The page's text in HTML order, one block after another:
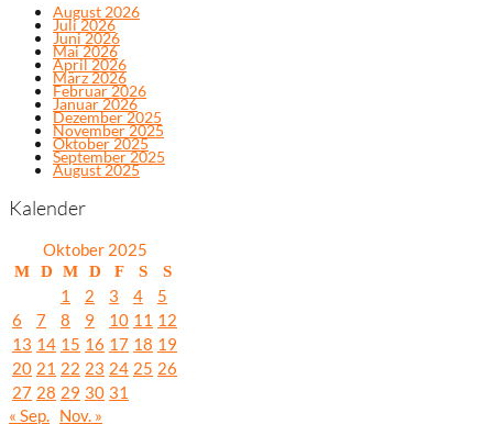
August 2026
Juli 2026
Juni 2026
Mai 2026
April 2026
März 2026
Februar 2026
Januar 2026
Dezember 2025
November 2025
Oktober 2025
September 2025
August 2025
Kalender
Oktober 2025
M D M D F S S
1 2 3 4
5
6
7 8 9 10 11 12
13 14 15 16 17 18 19
20 21 22 23 24 25 26
27 28 29 30 31
« Sep. Nov. »